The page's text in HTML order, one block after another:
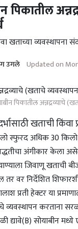
पिकातील
खताच्या
उगले Updated on
पिकातील अन्नद्रव्याचे
खताची
स्फुरद अधिक 30
अंगीकार
जिवाणू खताची
वर निर्देशित
प्रती हेक्‍टर या
व्यवस्थापन करताना
द्यावे(B) सोयाबीन